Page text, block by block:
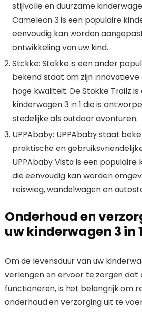
stijlvolle en duurzame
Cameleon 3 is een populaire
eenvoudig kan worden
ontwikkeling van uw kind.
Stokke: Stokke is een ander
bekend staat om zijn
hoge kwaliteit. De Stokke Trailz is
kinderwagen 3 in 1 die is
stedelijke als outdoor avonturen.
UPPAbaby: UPPAbaby staat
praktische en
UPPAbaby Vista is een populaire
die eenvoudig kan worden
reiswieg, wandelwagen en
Onderhoud en
uw kinderwagen 3 in 1
Om de levensduur van uw
verlengen en ervoor te zorgen dat
functioneren, is het belangrijk om
onderhoud en verzorging uit te